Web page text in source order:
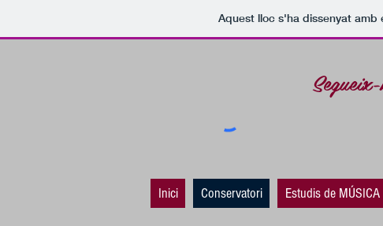
Aquest lloc s'ha dissenyat
Inici Conservatori Estudis de MÚSICA